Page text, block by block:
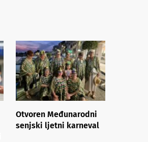
Otvoren Međunarodni
senjski ljetni karneval